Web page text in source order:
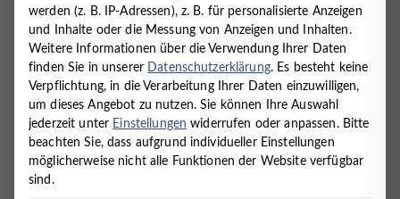
ENURESIS – TABUTHEMA EINNÄSSEN
BEI KINDERN ÜBER 5 JAHRE
29. Oktober 2013 News
Am Mittwoch, den 23.10.13 hat im Medizinischen
werden (z. B. IP-Adressen), z. B. für personalisierte Anzeigen
und Inhalte oder die Messung von Anzeigen und Inhalten.
Weitere Informationen über die Verwendung Ihrer Daten
finden Sie in unserer Datenschutzerklärung. Es besteht keine
Verpflichtung, in die Verarbeitung Ihrer Daten einzuwilligen,
um dieses Angebot zu nutzen. Sie können Ihre Auswahl
jederzeit unter Einstellungen widerrufen oder anpassen. Bitte
beachten Sie, dass aufgrund individueller Einstellungen
möglicherweise nicht alle Funktionen der Website verfügbar
sind.